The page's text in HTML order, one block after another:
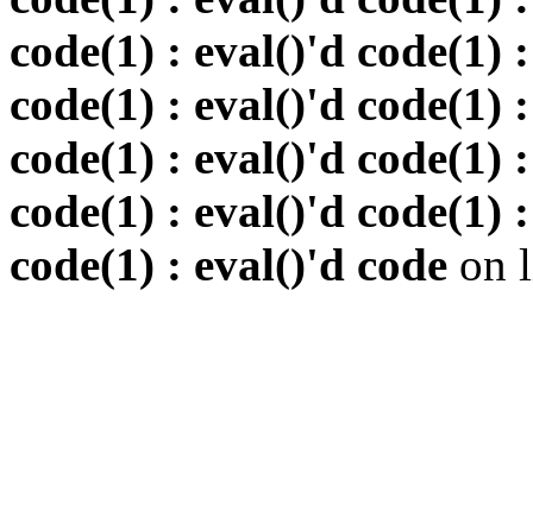
code(1) : eval()'d code(1)
code(1) : eval()'d code(1)
code(1) : eval()'d code(1)
code(1) : eval()'d code(1)
code(1) : eval()'d code on